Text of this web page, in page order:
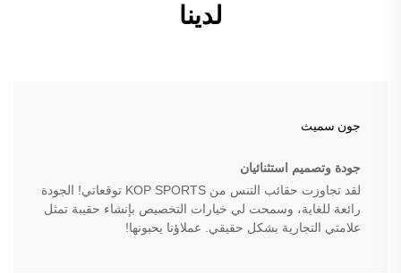
لدينا
جون سميث
جودة وتصميم استثنائيان
لقد تجاوزت حقائب التنس من KOP SPORTS توقعاتي! الجودة
رائعة للغاية، وسمحت لي خيارات التخصيص بإنشاء حقيبة تمثل
علامتي التجارية بشكل حقيقي. عملاؤنا يحبونها!